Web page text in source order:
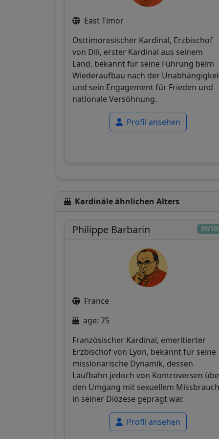
East Timor
Osttimoresischer Kardinal, Erzbischof
von Dili, erster Kardinal aus seinem
Land, bekannt für seine Führung beim
Wiederaufbau nach der
und sein Engagement für Frieden und
nationale Versöhnung.
Profil ansehen
Kardinäle ähnlichen Alters
59/
Philippe Barbarin
France
age: 75
Französischer Kardinal, emeritierter
Erzbischof von Lyon, bekannt für seine
missionarische Dynamik, dessen
Laufbahn jedoch von Kontroversen
den Umgang mit sexuellem Missbrauch
in seiner Diözese geprägt war.
Profil ansehen